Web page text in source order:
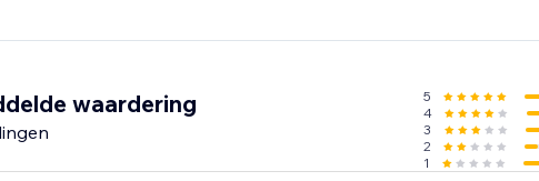
waardering 5
4
3
2
1